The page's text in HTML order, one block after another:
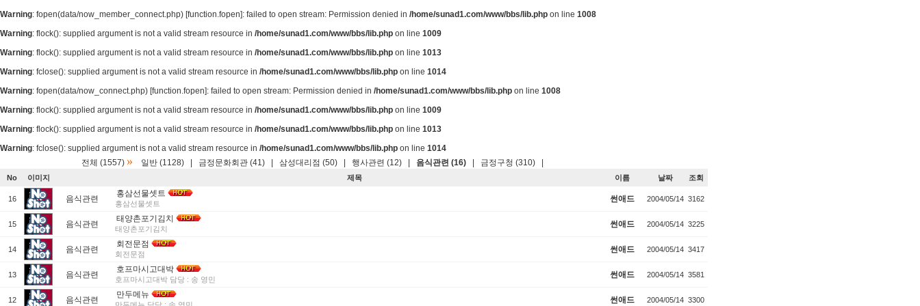
Warning: fopen(data/now_member_connect.php) [function.fopen]: failed to open stream: Permission denied in /home/sunad1.com/www/bbs/lib.php on line 1008
Warning: flock(): supplied argument is not a valid stream resource in /home/sunad1.com/www/bbs/lib.php on line 1009
Warning: flock(): supplied argument is not a valid stream resource in /home/sunad1.com/www/bbs/lib.php on line 1013
Warning: fclose(): supplied argument is not a valid stream resource in /home/sunad1.com/www/bbs/lib.php on line 1014
Warning: fopen(data/now_connect.php) [function.fopen]: failed to open stream: Permission denied in /home/sunad1.com/www/bbs/lib.php on line 1008
Warning: flock(): supplied argument is not a valid stream resource in /home/sunad1.com/www/bbs/lib.php on line 1009
Warning: flock(): supplied argument is not a valid stream resource in /home/sunad1.com/www/bbs/lib.php on line 1013
Warning: fclose(): supplied argument is not a valid stream resource in /home/sunad1.com/www/bbs/lib.php on line 1014
전체 (1557) » 일반 (1128) 금정문화회관 (41) 삼성대리점 (50) 행사관련 (12) 음식관련 (16) 금정구청 (310)
No 이미지 제목 이름 날짜 조회
16 음식관련
홍삼선물셋트
홍삼선물셋트 썬애드 2004/05/14 3162
15 음식관련
태양촌포기김치
태양촌포기김치 썬애드 2004/05/14 3225
14 음식관련
회전문점
회전문점 썬애드 2004/05/14 3417
13 음식관련
호프마시고대박
호프마시고대박 담당 : 송 영민 썬애드 2004/05/14 3581
12 음식관련
만두메뉴
썬애드 2004/05/14 3300